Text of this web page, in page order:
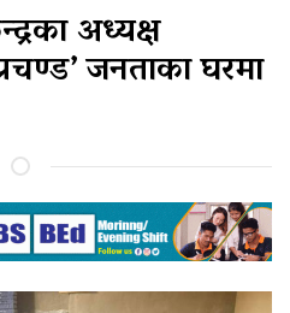
अध्यक्ष
जनताका घरमा